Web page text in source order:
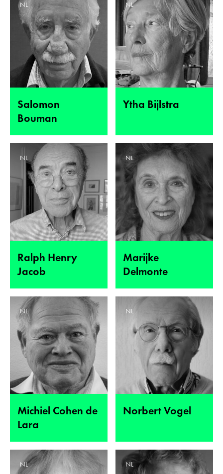
Salomon
Bouman
NL
Ytha Bijlstra
NL
Ralph Henry
Jacob
NL
Marijke
Delmonte
NL
Michiel Cohen de
Lara
NL
Norbert Vogel
NL
NL NL